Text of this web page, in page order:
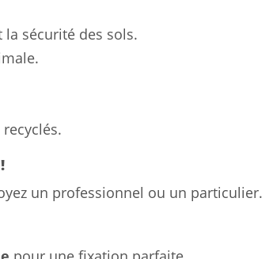
la sécurité des sols.
un professionnel ou un particulier.